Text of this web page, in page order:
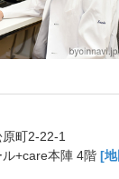
町2-22-1
+care本陣 4階 [